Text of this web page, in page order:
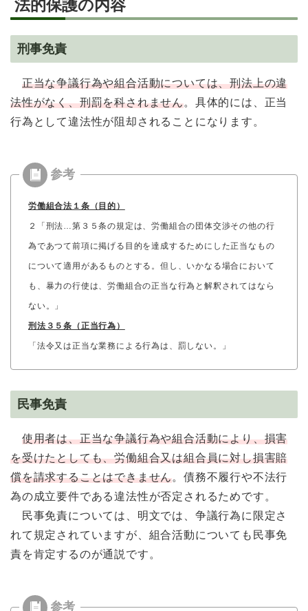
法的保護の内容
刑事免責
正当な争議行為や組合活動については、刑法上の違
法性がなく、刑罰を科されません。具体的には、正当
行為として違法性が阻却されることになります。
労働組合法１条（目的）
２「刑法…第３５条の規定は、労働組合の団体交渉その他の行
為であつて前項に掲げる目的を達成するためにした正当なもの
について適用があるものとする。但し、いかなる場合において
も、暴力の行使は、労働組合の正当な行為と解釈されてはなら
ない。」
刑法３５条（正当行為）
「法令又は正当な業務による行為は、罰しない。」
民事免責
使用者は、正当な争議行為や組合活動により、損害
を受けたとしても、労働組合又は組合員に対し損害賠
償を請求することはできません。債務不履行や不法行
為の成立要件である違法性が否定されるためです。
民事免責については、明文では、争議行為に限定さ
れて規定されていますが、組合活動についても民事免
責を肯定するのが通説です。